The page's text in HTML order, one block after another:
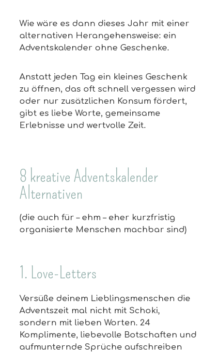
Wie wäre es dann dieses Jahr mit einer
alternativen Herangehensweise: ein
Adventskalender ohne Geschenke.
Anstatt jeden Tag ein kleines Geschenk
zu öffnen, das oft schnell vergessen wird
oder nur zusätzlichen Konsum fördert,
gibt es liebe Worte, gemeinsame
Erlebnisse und wertvolle Zeit.
8 kreative Adventskalender
Alternativen
(die auch für – ehm – eher kurzfristig
organisierte Menschen machbar sind)
1. Love-Letters
Versüße deinem Lieblingsmenschen die
Adventszeit mal nicht mit Schoki,
sondern mit lieben Worten. 24
Komplimente, liebevolle Botschaften und
aufmunternde Sprüche aufschreiben